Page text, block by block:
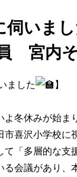
いま
宮内
ました
】
よ冬休みが始ま
喜沢小学校に
「多層的な
会議があり、